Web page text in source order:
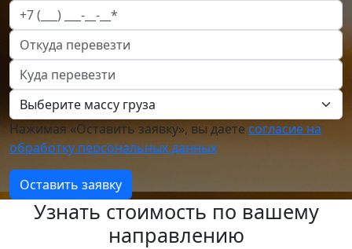
Нажимая «Оставить заявку», вы даете согласие на
обработку персональных данных
Оставить заявку
Узнать стоимость по вашему
направлению